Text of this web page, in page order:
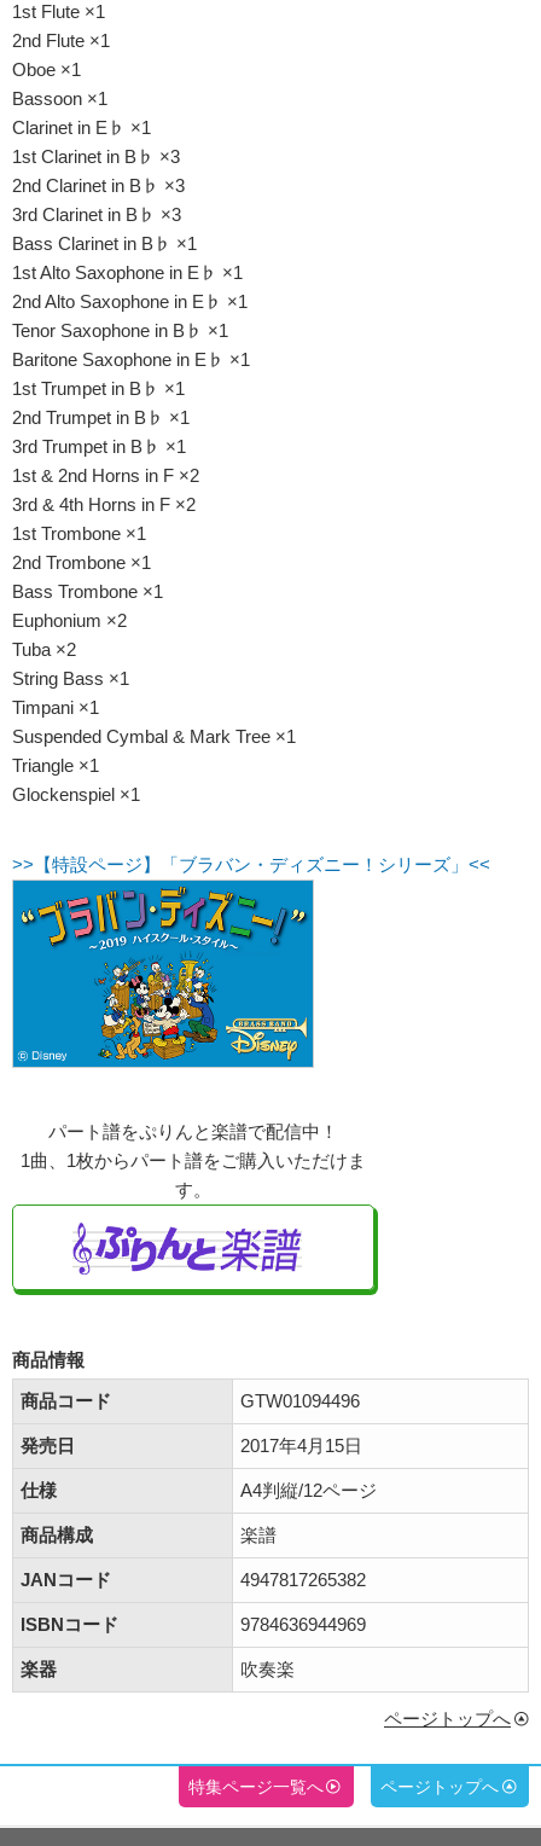
1st Flute ×1
2nd Flute ×1
Oboe ×1
Bassoon ×1
Clarinet in E♭ ×1
1st Clarinet in B♭ ×3
2nd Clarinet in B♭ ×3
3rd Clarinet in B♭ ×3
Bass Clarinet in B♭ ×1
1st Alto Saxophone in E♭ ×1
2nd Alto Saxophone in E♭ ×1
Tenor Saxophone in B♭ ×1
Baritone Saxophone in E♭ ×1
1st Trumpet in B♭ ×1
2nd Trumpet in B♭ ×1
3rd Trumpet in B♭ ×1
1st & 2nd Horns in F ×2
3rd & 4th Horns in F ×2
1st Trombone ×1
2nd Trombone ×1
Bass Trombone ×1
Euphonium ×2
Tuba ×2
String Bass ×1
Timpani ×1
Suspended Cymbal & Mark Tree ×1
Triangle ×1
Glockenspiel ×1
>>【特設ページ】「ブラバン・ディズニー！シリーズ」<<
パート譜をぷりんと楽譜で配信中！
1曲、1枚からパート譜をご購入いただけま
す。
商品情報
商品コード
GTW01094496
発売日 2017年4月15日
仕様 A4判縦/12ページ
商品構成 楽譜
JANコード 4947817265382
ISBNコード 9784636944969
楽器 吹奏楽
ページトップへ
特集ページ一覧へ ページトップへ